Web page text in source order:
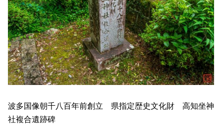
波多国像朝千八百年前創立 県指定歴史文化財 高知坐神
社複合遺跡碑